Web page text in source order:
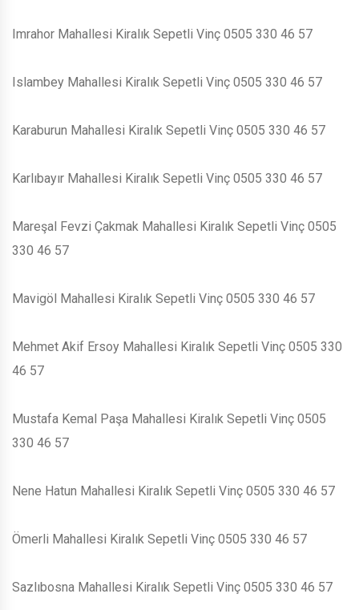
Imrahor Mahallesi Kiralık Sepetli Vinç 0505 330 46 57
Islambey Mahallesi Kiralık Sepetli Vinç 0505 330 46 57
Karaburun Mahallesi Kiralık Sepetli Vinç 0505 330 46 57
Karlıbayır Mahallesi Kiralık Sepetli Vinç 0505 330 46 57
Mareşal Fevzi Çakmak Mahallesi Kiralık Sepetli Vinç 0505
330 46 57
Mavigöl Mahallesi Kiralık Sepetli Vinç 0505 330 46 57
Mehmet Akif Ersoy Mahallesi Kiralık Sepetli Vinç 0505 330
46 57
Mustafa Kemal Paşa Mahallesi Kiralık Sepetli Vinç 0505
330 46 57
Nene Hatun Mahallesi Kiralık Sepetli Vinç 0505 330 46 57
Ömerli Mahallesi Kiralık Sepetli Vinç 0505 330 46 57
Sazlıbosna Mahallesi Kiralık Sepetli Vinç 0505 330 46 57